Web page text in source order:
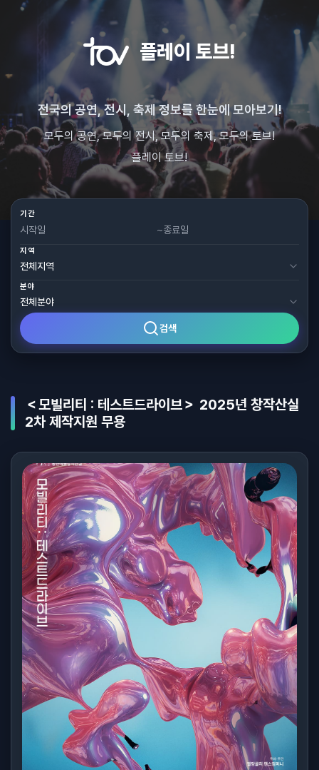
플레이 토브!
전국의 공연, 전시, 축제 정보를 한눈에 모아보기!
모두의 공연, 모두의 전시, 모두의 축제, 모두의 토브!
플레이 토브!
기간
~
지역
분야
검색
＜모빌리티 : 테스트드라이브＞ 2025년 창작산실
2차 제작지원 무용